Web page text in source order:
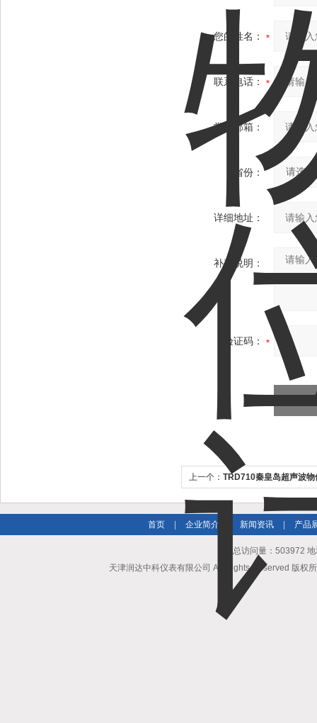
您的姓名：
联系电话：
常用邮箱：
省份：
详细地址：
补充说明：
验证码：
上一个： TRD710秦皇岛超声波物
首页 企业简介 新闻资讯 产品
总访问量：503972
天津润达中科仪表有限公司 All Rights Reserved 版权